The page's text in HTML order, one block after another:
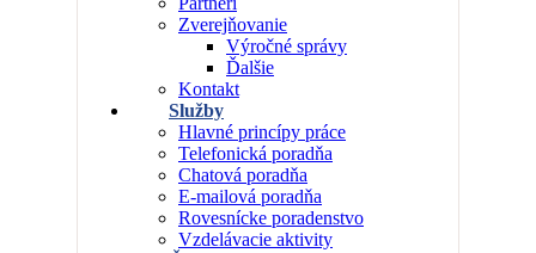
Zverejňovanie
Výročné správy
Ďalšie
Kontakt
Služby
Hlavné princípy práce
Telefonická poradňa
Chatová poradňa
E-mailová poradňa
Rovesnícke poradenstvo
Vzdelávacie aktivity